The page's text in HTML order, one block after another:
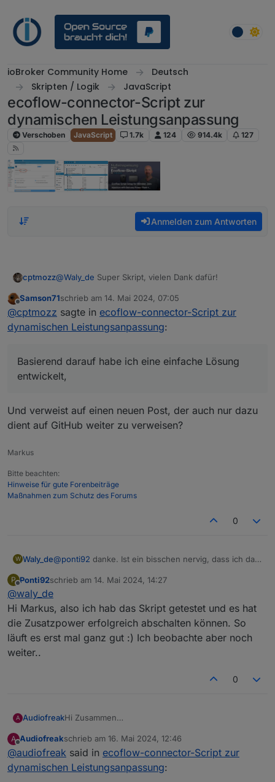
ioBroker Community Home
Deutsch
Skripten / Logik
JavaScript
ecoflow-connector-Script zur
dynamischen Leistungsanpassung
Verschoben JavaScript 1.7k 124 914.4k 127
Anmelden zum Antworten
cptmozz@Waly_de Super Skript, vielen Dank dafür!
Basierend darauf habe ich eine einfache Lösung
entwickelt, die momentan ausschließlich den
PowerStream-Output steuert.
Einfache Automatisierung für den Ecoflow
Ein Vorteil davon ist, dass es sich leichter verstehen
und erweitern lässt, falls man eigene Funktionalitäten
benötigt.
Offline
Samson71schrieb am 14. Mai 2024, 07:05
zuletzt editiert von
@cptmozz sagte in ecoflow-connector-Script zur
dynamischen Leistungsanpassung:
Basierend darauf habe ich eine einfache Lösung
entwickelt,
Und verweist auf einen neuen Post, der auch nur dazu
dient auf GitHub weiter zu verweisen?
Markus
Bitte beachten:
Hinweise für gute Forenbeiträge
Maßnahmen zum Schutz des Forums
0
W Waly_de@ponti92 danke. Ist ein bisschen nervig, dass ich das
Ich hab versucht eine Lösung einzubauen. Bitte
ecoflow-connector_v125.txt
P
Offline
Ponti92schrieb am 14. Mai 2024, 14:27
zuletzt editiert von
@waly_de
Hi Markus, also ich hab das Skript getestet und es hat
die Zusatzpower erfolgreich abschalten können. So
läuft es erst mal ganz gut :) Ich beobachte aber noch
weiter..
0
A AudiofreakHi Zusammen
auch hat:
Wenn die Akku voll sind, wird Max eingespeist,
aber nur die Solarleistung vom Powerstream.
Ich hätte weitere 1200W die am Delta Pro anliegen,
regulation: true,
RegulationOffPower: -1,
hasBat: true,
battPozOn: 99, battPozOff:
A
Offline
Audiofreakschrieb am 16. Mai 2024, 12:46
zuletzt editiert von
@audiofreak said in ecoflow-connector-Script zur
dynamischen Leistungsanpassung: